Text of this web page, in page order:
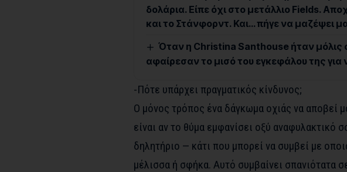
δολάρια. Είπε όχι στο μετάλλιο Fields.
και το Στάνφορντ. Και… πήγε να μαζέψει
Όταν η Christina Santhouse ήταν μόλις
αφαίρεσαν το μισό του εγκεφάλου της
-Πότε υπάρχει πραγματικός κίνδυνος;
Ο μόνος τρόπος ένα δάγκωμα οχιάς να αποβεί
είναι αν το θύμα εμφανίσει οξύ αναφυλακτικό
δηλητήριο — κάτι που μπορεί να συμβεί με
μέλισσα ή σφήκα. Αυτό συμβαίνει σπανιότατα